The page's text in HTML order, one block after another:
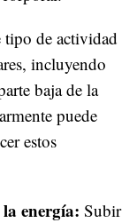
tipo de actividad
incluyendo
baja de la
puede
estos
energía: Subir